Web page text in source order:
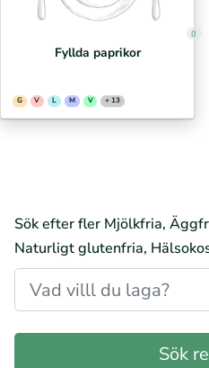
0
Fyllda paprikor
G V L M V + 13
Sök efter fler Mjölkfria,
Naturligt glutenfria,